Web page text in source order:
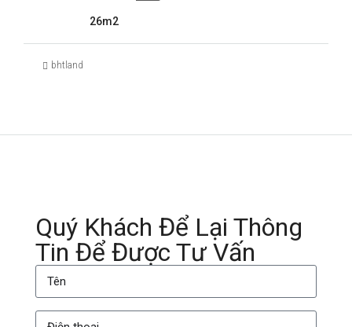
26m2
bhtland
Quý Khách Để Lại Thông
Tin Để Được Tư Vấn